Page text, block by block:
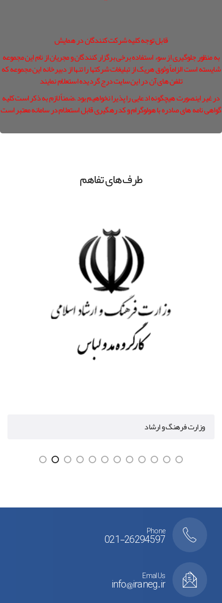
قابل توجه کلیه شرکت کنندگان در همایش
به منظور جلوگیری از سوء استفاده برخی برگزار کنندگان و مجریان از نام این مجموعه
شایسته است الزاماً وثوق هریک از تبلیغات شرکتها را تنها از دبیرخانه این مجموعه که
تلفن های آن در این سایت درج گردیده استعلام نمایند
در غیر اینصورت هیچگونه ادعایی را پذیرا نخواهیم بود .ضمناً لازم به ذکر است کلیه
گواهی نامه های صادره با هولوگرام و کد رهگیری قابل استعلام در سامانه معتبر است
طرف های تفاهم
وزارت فرهنگ و ارشاد
Phone
021-26294597
Emal Us
info@iraneg.ir